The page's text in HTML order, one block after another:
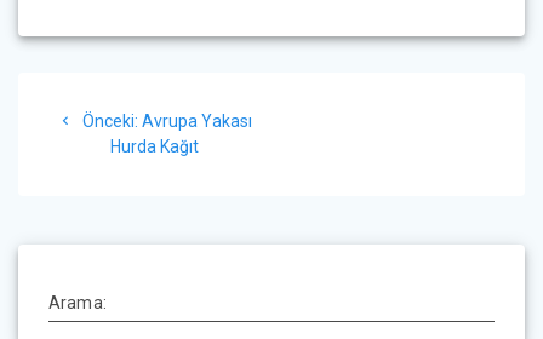
Yazı
gezinmesi
Önceki: Önceki
yazı:
Avrupa Yakası
Hurda Kağıt
Arama: